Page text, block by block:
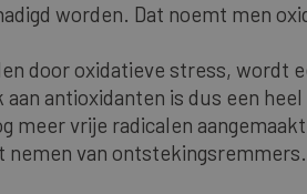
worden. Dat noemt men
door oxidatieve stress, wordt
antioxidanten is dus een
meer vrije radicalen
van